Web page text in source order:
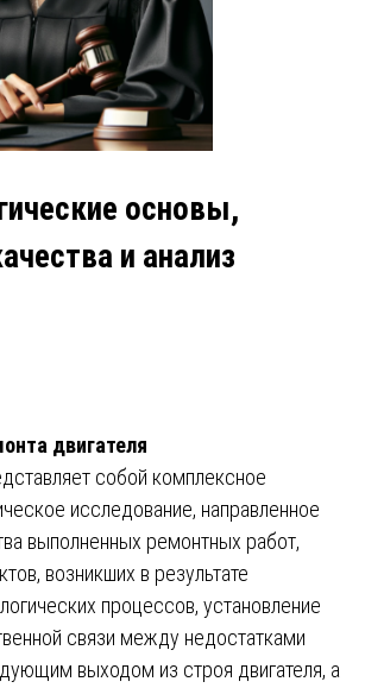
основы,
и анализ
двигателя
собой комплексное
исследование, направленное
выполненных ремонтных работ,
возникших в результате
процессов, установление
связи между недостатками
выходом из строя двигателя, а